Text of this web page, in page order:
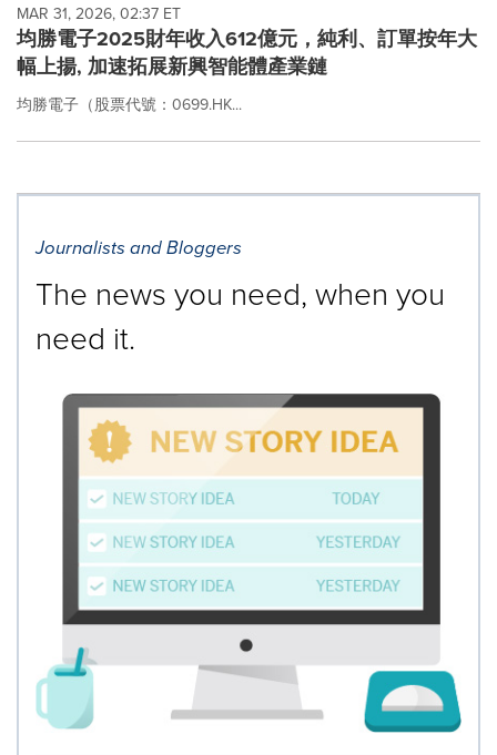
MAR 31, 2026, 02:37 ET
均勝電子2025財年收入612億元，純利、訂單按年大
幅上揚, 加速拓展新興智能體產業鏈
均勝電子（股票代號：0699.HK...
Journalists and Bloggers
The news you need, when you
need it.